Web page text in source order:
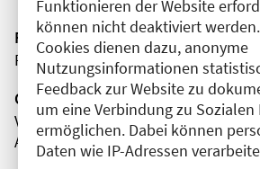
Funktionieren der Website
können nicht deaktiviert
Cookies dienen dazu, anonyme
Nutzungsinformationen
Feedback zur Website zu
um eine Verbindung zu Sozialen
ermöglichen. Dabei können
Daten wie IP-Adressen
Fortbildungsformat
Präsenz
Organisator(en)
Vivantes Klinikum im Friedrichshain
Anästhesie, Intensivmedizin und